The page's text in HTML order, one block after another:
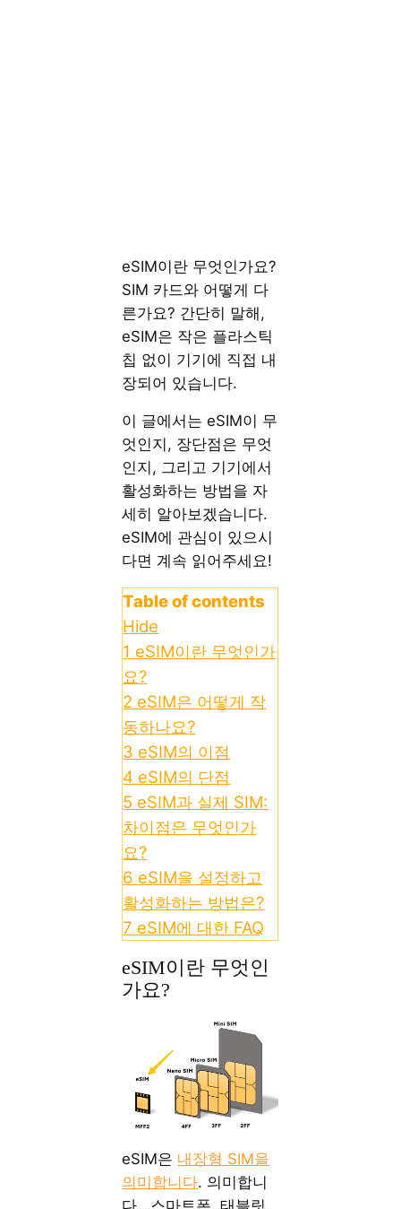
eSIM이란 무엇인가요?
SIM 카드와 어떻게 다
른가요? 간단히 말해,
eSIM은 작은 플라스틱
칩 없이 기기에 직접 내
장되어 있습니다.
이 글에서는 eSIM이 무
엇인지, 장단점은 무엇
인지, 그리고 기기에서
활성화하는 방법을 자
세히 알아보겠습니다.
eSIM에 관심이 있으시
다면 계속 읽어주세요!
Table of contents
Hide
1 eSIM이란 무엇인가
요?
2 eSIM은 어떻게 작
동하나요?
3 eSIM의 이점
4 eSIM의 단점
5 eSIM과 실제 SIM:
차이점은 무엇인가
요?
6 eSIM을 설정하고
활성화하는 방법은?
7 eSIM에 대한 FAQ
eSIM이란 무엇인
가요?
eSIM은 내장형 SIM을
의미합니다. 의미합니
다 . 스마트폰, 태블릿,